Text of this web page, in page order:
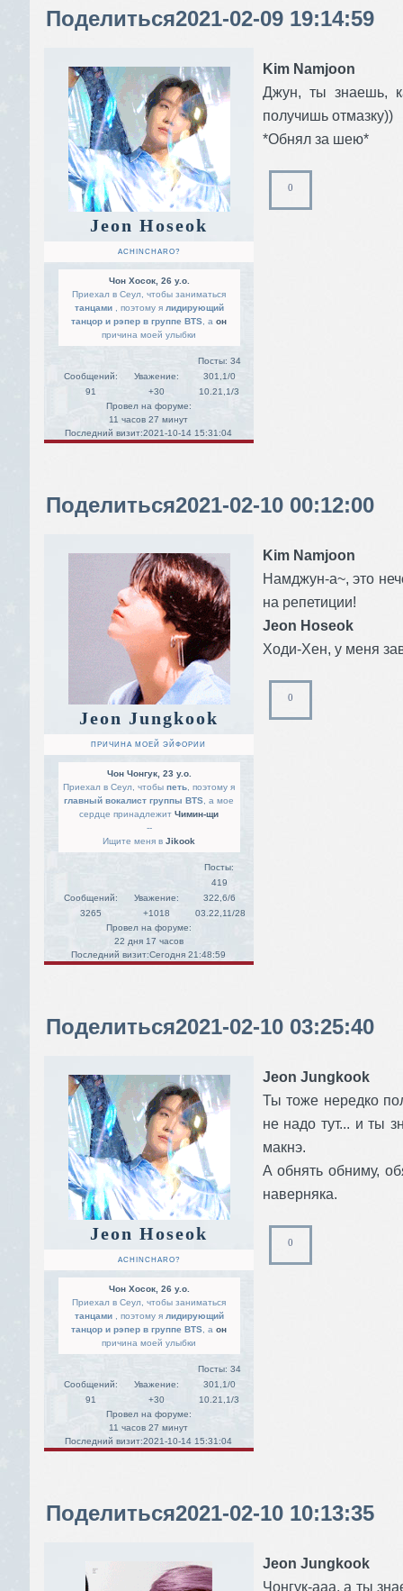
Поделиться2021-02-09 19:14:59
Jeon Hoseok
ACHINCHARO?
Чон Хосок, 26 y.o.
Приехал в Сеул, чтобы заниматься
танцами
, поэтому я лидирующий
танцор и рэпер в группе BTS , а он
причина моей улыбки
Сообщений:
91
Уважение:
+30
Посты: 34
301,1/0
10.21,1/3
Провел на форуме:
11 часов 27 минут
Последний визит:2021-10-14 15:31:04
Kim Namjoon
Джун, ты знаешь,
получишь отмазку))
*Обнял за шею*
0
Поделиться2021-02-10 00:12:00
Jeon Jungkook
ПРИЧИНА МОЕЙ ЭЙФОРИИ
Чон Чонгук, 23 y.o.
Приехал в Сеул, чтобы петь , поэтому я
главный вокалист группы BTS , а мое
сердце принадлежит Чимин-щи
--
Ищите меня в Jikook
Сообщений:
3265
Уважение:
+1018
Посты:
419
322,6/6
03.22,11/28
Провел на форуме:
22 дня 17 часов
Последний визит:Сегодня 21:48:59
Kim Namjoon
Намджун-а~, это
на репетиции!
Jeon Hoseok
Ходи-Хен, у меня
0
Поделиться2021-02-10 03:25:40
Jeon Hoseok
ACHINCHARO?
Чон Хосок, 26 y.o.
Приехал в Сеул, чтобы заниматься
танцами
, поэтому я лидирующий
танцор и рэпер в группе BTS , а он
причина моей улыбки
Сообщений:
91
Уважение:
+30
Посты: 34
301,1/0
10.21,1/3
Провел на форуме:
11 часов 27 минут
Последний визит:2021-10-14 15:31:04
Jeon Jungkook
Ты тоже нередко
не надо тут... и ты
макнэ.
А обнять обниму,
наверняка.
0
Поделиться2021-02-10 10:13:35
Jeon Jungkook
Чонгук-ааа, а ты